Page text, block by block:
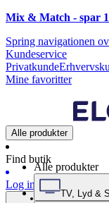
Mix & Match - spar
Spring navigationen
Kundeservice
Privatkunde
Mine favoritter
Alle produkter
Find butik
Log ind
Alle produkter
TV, Lyd &